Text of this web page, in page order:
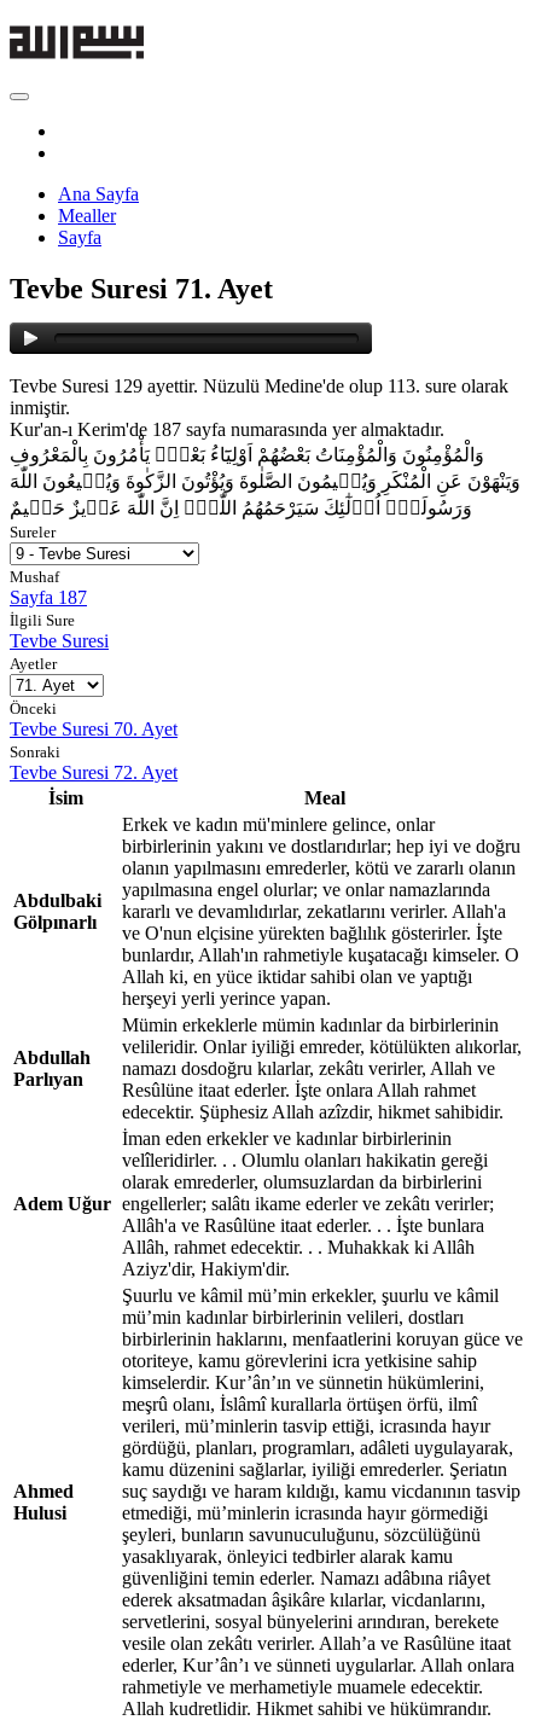
Ana Sayfa
Mealler
Sayfa
Tevbe Suresi 71. Ayet
Tevbe Suresi 129 ayettir. Nüzulü Medine'de olup 113. sure olarak
inmiştir.
Kur'an-ı Kerim'de 187 sayfa numarasında yer almaktadır.
وَالْمُؤْمِنُونَ وَالْمُؤْمِنَاتُ بَعْضُهُمْ اَوْلِيَٓاءُ بَعْضٍۢ يَأْمُرُونَ بِالْمَعْرُوفِ
وَيَنْهَوْنَ عَنِ الْمُنْكَرِ وَيُق۪يمُونَ الصَّلٰوةَ وَيُؤْتُونَ الزَّكٰوةَ وَيُط۪يعُونَ اللّٰهَ
وَرَسُولَهُۜ اُو۬لٰٓئِكَ سَيَرْحَمُهُمُ اللّٰهُۜ اِنَّ اللّٰهَ عَز۪يزٌ حَك۪يمٌ
Sureler
Mushaf
Sayfa 187
İlgili Sure
Tevbe Suresi
Ayetler
Önceki
Tevbe Suresi 70. Ayet
Sonraki
Tevbe Suresi 72. Ayet
İsim
Meal
Abdulbaki
Gölpınarlı
Erkek ve kadın mü'minlere gelince, onlar
birbirlerinin yakını ve dostlarıdırlar; hep iyi ve doğru
olanın yapılmasını emrederler, kötü ve zararlı olanın
yapılmasına engel olurlar; ve onlar namazlarında
kararlı ve devamlıdırlar, zekatlarını verirler. Allah'a
ve O'nun elçisine yürekten bağlılık gösterirler. İşte
bunlardır, Allah'ın rahmetiyle kuşatacağı kimseler. O
Allah ki, en yüce iktidar sahibi olan ve yaptığı
herşeyi yerli yerince yapan.
Abdullah
Parlıyan
Mümin erkeklerle mümin kadınlar da birbirlerinin
velileridir. Onlar iyiliği emreder, kötülükten alıkorlar,
namazı dosdoğru kılarlar, zekâtı verirler, Allah ve
Resûlüne itaat ederler. İşte onlara Allah rahmet
edecektir. Şüphesiz Allah azîzdir, hikmet sahibidir.
Adem Uğur
İman eden erkekler ve kadınlar birbirlerinin
velîleridirler. . . Olumlu olanları hakikatin gereği
olarak emrederler, olumsuzlardan da birbirlerini
engellerler; salâtı ikame ederler ve zekâtı verirler;
Allâh'a ve Rasûlüne itaat ederler. . . İşte bunlara
Allâh, rahmet edecektir. . . Muhakkak ki Allâh
Aziyz'dir, Hakiym'dir.
Ahmed
Hulusi
Şuurlu ve kâmil mü’min erkekler, şuurlu ve kâmil
mü’min kadınlar birbirlerinin velileri, dostları
birbirlerinin haklarını, menfaatlerini koruyan güce ve
otoriteye, kamu görevlerini icra yetkisine sahip
kimselerdir. Kur’ân’ın ve sünnetin hükümlerini,
meşrû olanı, İslâmî kurallarla örtüşen örfü, ilmî
verileri, mü’minlerin tasvip ettiği, icrasında hayır
gördüğü, planları, programları, adâleti uygulayarak,
kamu düzenini sağlarlar, iyiliği emrederler. Şeriatın
suç saydığı ve haram kıldığı, kamu vicdanının tasvip
etmediği, mü’minlerin icrasında hayır görmediği
şeyleri, bunların savunuculuğunu, sözcülüğünü
yasaklıyarak, önleyici tedbirler alarak kamu
güvenliğini temin ederler. Namazı adâbına riâyet
ederek aksatmadan âşikâre kılarlar, vicdanlarını,
servetlerini, sosyal bünyelerini arındıran, berekete
vesile olan zekâtı verirler. Allah’a ve Rasûlüne itaat
ederler, Kur’ân’ı ve sünneti uygularlar. Allah onlara
rahmetiyle ve merhametiyle muamele edecektir.
Allah kudretlidir. Hikmet sahibi ve hükümrandır.